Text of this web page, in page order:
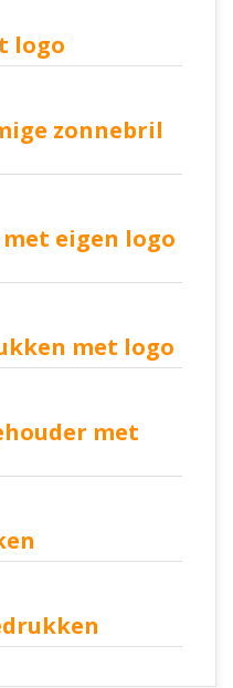
logo
zonnebril
eigen logo
met logo
met